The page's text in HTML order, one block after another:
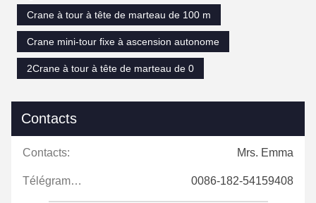
Crane à tour à tête de marteau de 100 m
Crane mini-tour fixe à ascension autonome
2Crane à tour à tête de marteau de 0
Contacts
Contacts: Mrs. Emma
Télégramme: 0086-182-54159408